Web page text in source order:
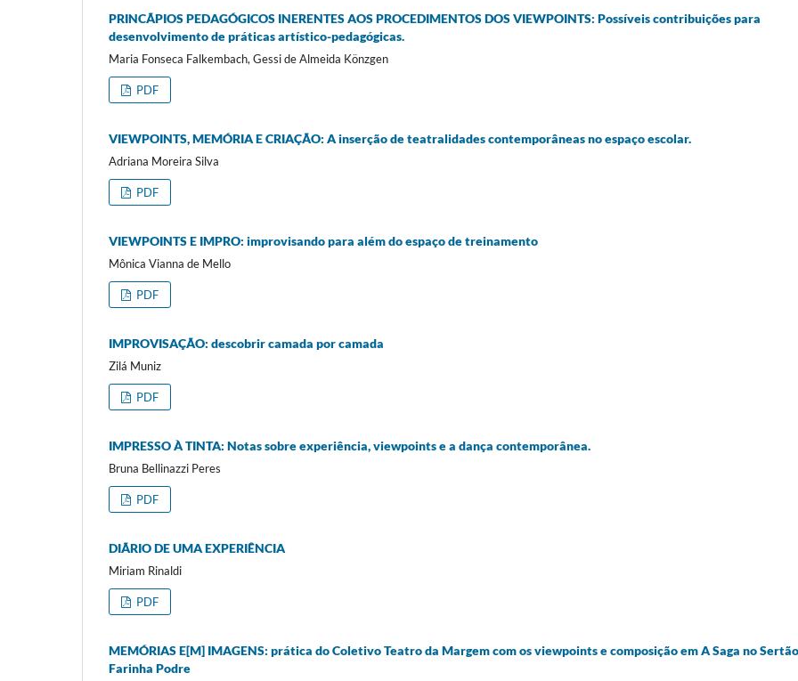
PRINCÃPIOS PEDAGÓGICOS INERENTES AOS PROCEDIMENTOS DOS VIEWPOINTS: Possíveis contribuições para
desenvolvimento de práticas artístico-pedagógicas.
Maria Fonseca Falkembach, Gessi de Almeida Könzgen
PDF
VIEWPOINTS, MEMÓRIA E CRIAÇÃO: A inserção de teatralidades contemporâneas no espaço escolar.
Adriana Moreira Silva
PDF
VIEWPOINTS E IMPRO: improvisando para além do espaço de treinamento
Mônica Vianna de Mello
PDF
IMPROVISAÇÃO: descobrir camada por camada
Zilá Muniz
PDF
IMPRESSO À TINTA: Notas sobre experiência, viewpoints e a dança contemporânea.
Bruna Bellinazzi Peres
PDF
DIÃRIO DE UMA EXPERIÊNCIA
Miriam Rinaldi
PDF
MEMÓRIAS E[M] IMAGENS: prática do Coletivo Teatro da Margem com os viewpoints e composição em A Saga no
Farinha Podre